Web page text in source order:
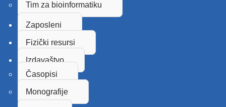
Tim za bioinformatiku
Zaposleni
Fizički resursi
Izdavaštvo
Časopisi
Monografije